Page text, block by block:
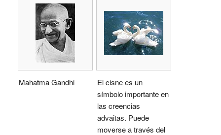
Mahatma Gandhi
El cisne es un
símbolo importante en
las creencias
advaitas. Puede
moverse a través del